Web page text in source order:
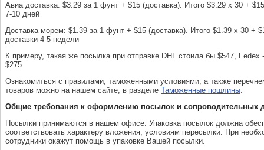
Авиа доставка: $3.29 за 1 фунт + $15 (доставка). Итого $3.29 x 30 +
7-10 дней
Доставка морем: $1.39 за 1 фунт + $15 (доставка). Итого $1.39 x 30 +
доставки 4-5 недели
К примеру, такая же посылка при отправке DHL стоила бы $547,
$275.
Ознакомиться с правилами, таможенными условиями, а также
товаров можно на нашем сайте, в разделе Таможенные пошлины.
Общие требования к оформлению посылок и сопроводительных
Посылки принимаются в нашем офисе. Упаковка посылок должна
соответствовать характеру вложения, условиям пересылки. При
сотрудники окажут помощь в упаковке Вашей посылки.